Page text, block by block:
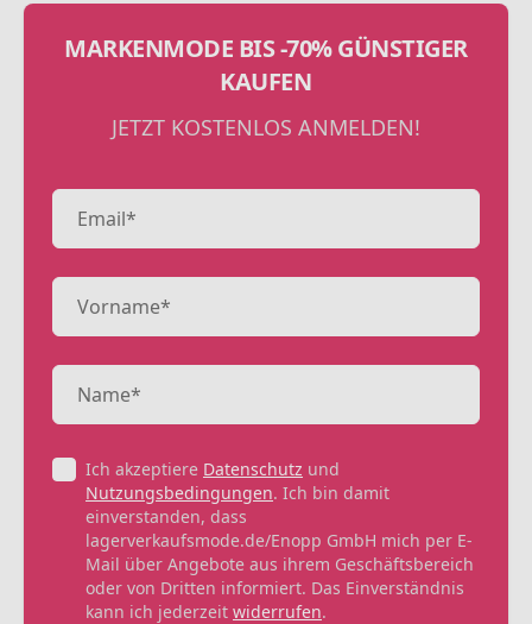
MARKENMODE BIS -70% GÜNSTIGER
KAUFEN
JETZT KOSTENLOS ANMELDEN!
Ich akzeptiere Datenschutz und
Nutzungsbedingungen. Ich bin damit
einverstanden, dass
lagerverkaufsmode.de/Enopp GmbH mich per E-
Mail über Angebote aus ihrem Geschäftsbereich
oder von Dritten informiert. Das Einverständnis
kann ich jederzeit widerrufen.